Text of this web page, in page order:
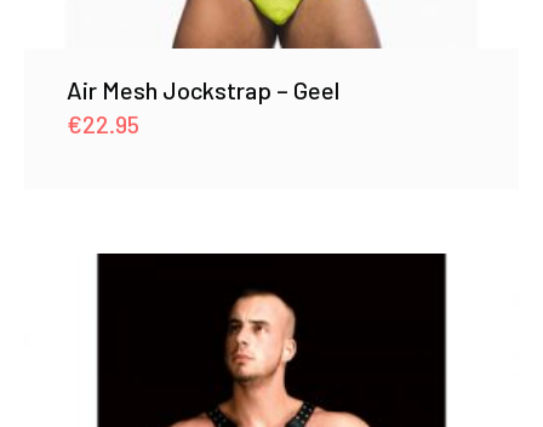
Air Mesh Jockstrap – Geel
€22.95